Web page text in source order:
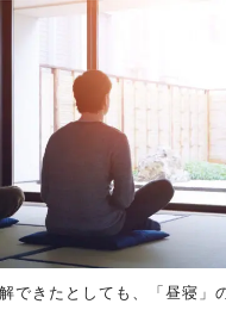
できたとしても、「昼寝」